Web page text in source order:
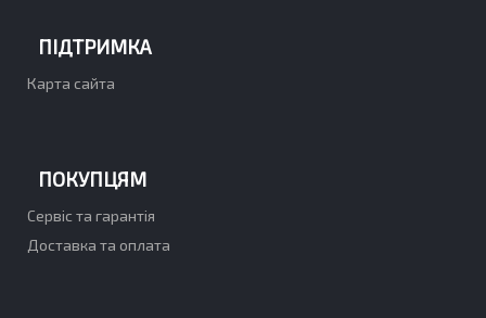
ПІДТРИМКА
Карта сайта
ПОКУПЦЯМ
Сервіс та гарантія
Доставка та оплата